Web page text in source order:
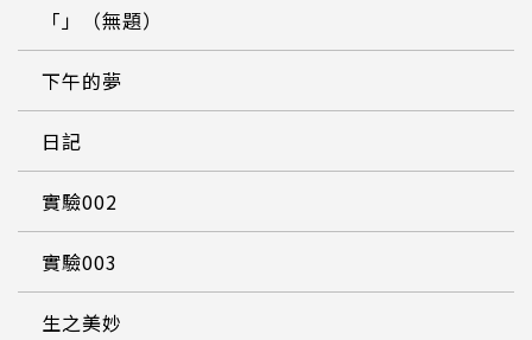
「」（無題）
下午的夢
日記
實驗002
實驗003
生之美妙